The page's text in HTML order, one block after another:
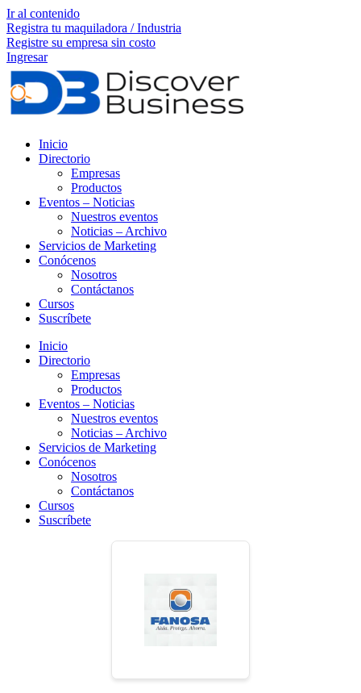
Ir al contenido
Registra tu maquiladora / Industria
Registre su empresa sin costo
Ingresar
Inicio
Directorio
Empresas
Productos
Eventos – Noticias
Nuestros eventos
Noticias – Archivo
Servicios de Marketing
Conócenos
Nosotros
Contáctanos
Cursos
Suscríbete
Inicio
Directorio
Empresas
Productos
Eventos – Noticias
Nuestros eventos
Noticias – Archivo
Servicios de Marketing
Conócenos
Nosotros
Contáctanos
Cursos
Suscríbete